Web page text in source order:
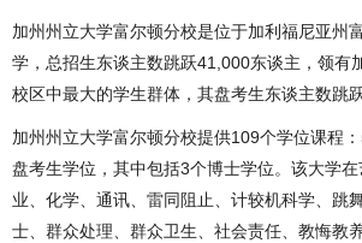
加州州立大学富尔顿分校是位于加利福尼亚州
学，总招生东谈主数跳跃41,000东谈主，领有
校区中最大的学生群体，其盘考生东谈主数跳
加州州立大学富尔顿分校提供109个学位课程
盘考生学位，其中包括3个博士学位。该大学
业、化学、通讯、雷同阻止、计较机科学、跳
士、群众处理、群众卫生、社会责任、教悔教